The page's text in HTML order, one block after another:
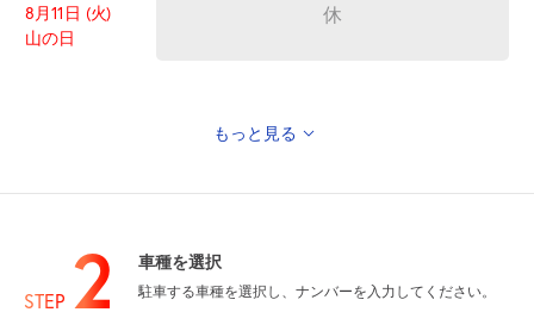
8月11日 (火)
山の日
休
8月13日 (木) 休
もっと見る
STEP 2 車種を選択
駐車する車種を選択し、ナンバーを入力してください。